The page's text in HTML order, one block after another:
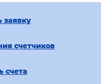
заявку
счетчиков
счета